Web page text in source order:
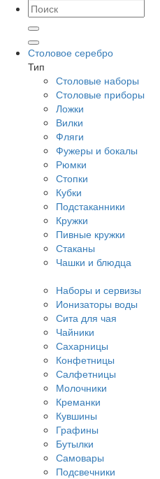
Столовое серебро
Тип
Столовые наборы
Столовые приборы
Ложки
Вилки
Фляги
Фужеры и бокалы
Рюмки
Стопки
Кубки
Подстаканники
Кружки
Пивные кружки
Стаканы
Чашки и блюдца
Наборы и сервизы
Ионизаторы воды
Сита для чая
Чайники
Сахарницы
Конфетницы
Салфетницы
Молочники
Креманки
Кувшины
Графины
Бутылки
Самовары
Подсвечники